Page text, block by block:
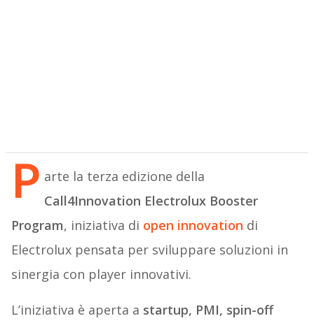
P arte la terza edizione della
Call4Innovation Electrolux Booster
Program, iniziativa di open innovation di
Electrolux pensata per sviluppare soluzioni in
sinergia con player innovativi.
L’iniziativa è aperta a startup, PMI, spin-off